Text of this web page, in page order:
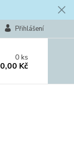
Přihlášení
0ks
0,00 Kč